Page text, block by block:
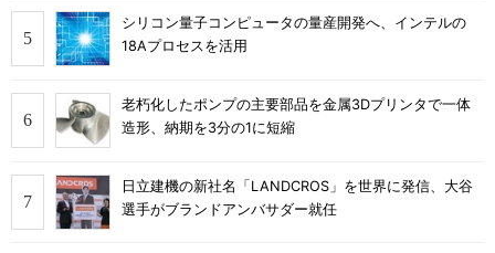
シリコン量子コンピュータの量産開発へ、インテルの
18Aプロセスを活用
老朽化したポンプの主要部品を金属3Dプリンタで一体
造形、納期を3分の1に短縮
日立建機の新社名「LANDCROS」を世界に発信、大谷
選手がブランドアンバサダー就任